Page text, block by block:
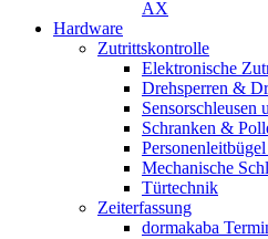
AX
Hardware
Zutrittskontrolle
Elektronische
Drehsperren &
Sensorschleusen
Schranken &
Mechanische
Türtechnik
Zeiterfassung
dormakaba